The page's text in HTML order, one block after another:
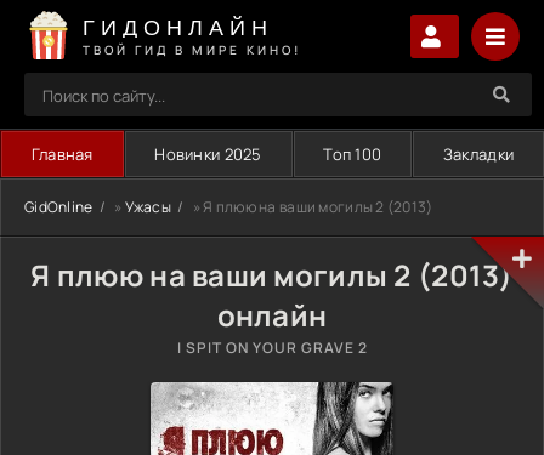
ГИДОНЛАЙН
ТВОЙ ГИД В МИРЕ КИНО!
Главная Новинки 2025 Топ 100 Закладки
GidOnline » Ужасы » Я плюю на ваши могилы 2 (2013)
Я плюю на ваши могилы 2 (2013)
онлайн
I SPIT ON YOUR GRAVE 2